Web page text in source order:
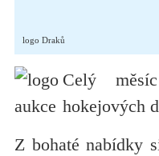
logo Draků
Celý
hokejových
Z bohaté nabídky